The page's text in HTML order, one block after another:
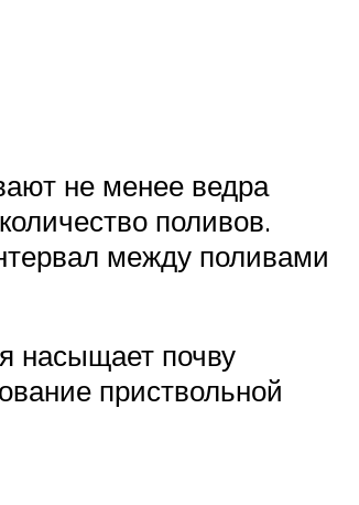
не менее ведра
поливов.
между поливами
насыщает почву
приствольной